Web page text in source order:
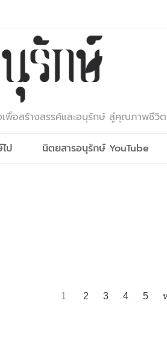
พื่อสร้างสรรค์และอนุรักษ์ สู่คุณภาพชีวิ
ป นิตยสารอนุรักษ์ YouTube
1 2 3 4 5